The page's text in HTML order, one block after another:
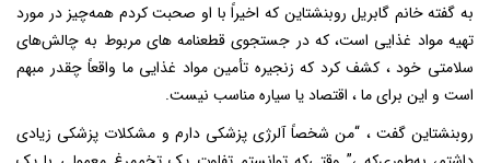
به گفته خانم گابریل روبنشتاین که اخیراً با او صحبت کردم همه‌چیز در مورد
تهیه مواد غذایی است، که در جستجوی قطعنامه های مربوط به چالش‌های
سلامتی خود ، کشف کرد که زنجیره تأمین مواد غذایی ما واقعاً چقدر مبهم
است و این برای ما ، اقتصاد یا سیاره مناسب نیست.
روبنشتاین گفت ، “من شخصاً آلرژی پزشکی دارم و مشکلات پزشکی زیادی